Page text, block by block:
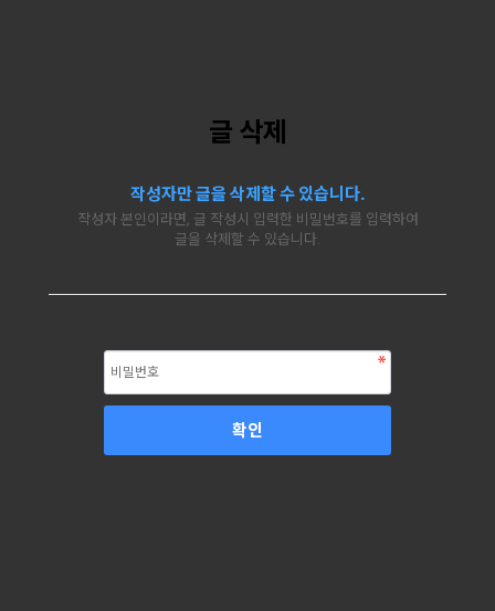
글 삭제
작성자만 글을 삭제할 수 있습니다.
작성자 본인이라면, 글 작성시 입력한 비밀번호를 입력하여
글을 삭제할 수 있습니다.